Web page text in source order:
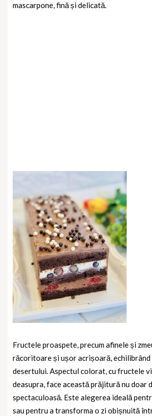
mascarpone, fină și delicată.
Fructele proaspete, precum afinele și
răcoritoare și ușor acrișoară,
desertului. Aspectul colorat, cu fructele
deasupra, face această prăjitură nu doar
spectaculoasă. Este alegerea ideală
sau pentru a transforma o zi obișnuită